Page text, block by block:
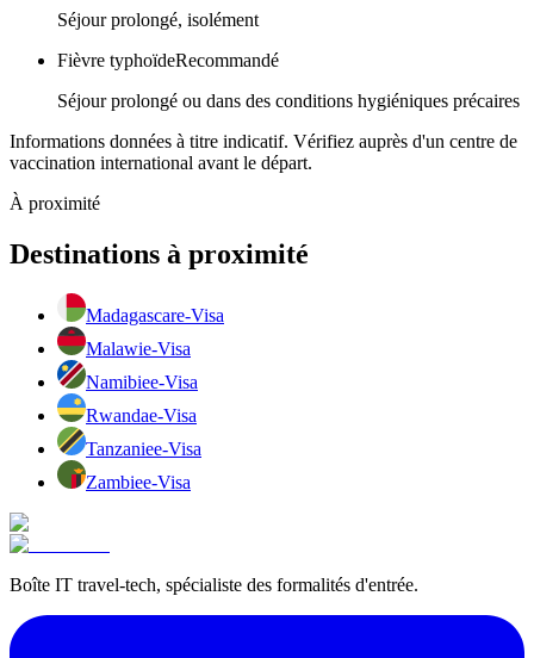
Séjour prolongé, isolément
Fièvre typhoïdeRecommandé
Séjour prolongé ou dans des conditions hygiéniques précaires
Informations données à titre indicatif. Vérifiez auprès d'un centre de
vaccination international avant le départ.
À proximité
Destinations à proximité
Madagascare-Visa
Malawie-Visa
Namibiee-Visa
Rwandae-Visa
Tanzaniee-Visa
Zambiee-Visa
Boîte IT travel-tech, spécialiste des formalités d'entrée.